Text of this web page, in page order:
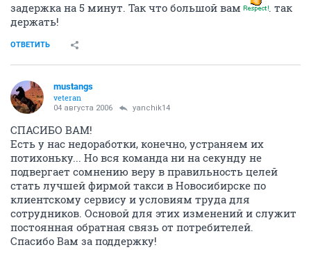
задержка на 5 минут. Так что большой вам
. так
держать!
ОТВЕТИТЬ
mustangs
veteran
04 августа 2006 yanchik14
СПАСИБО ВАМ!
Есть у нас недоработки, конечно, устраняем их
потихоньку... Но вся команда ни на секунду не
подвергает сомнению веру в правильность целей
стать лучшей фирмой такси в Новосибирске по
клиентскому сервису и условиям труда для
сотрудников. Основой для этих изменений и служит
постоянная обратная связь от потребителей.
Спасибо Вам за поддержку!